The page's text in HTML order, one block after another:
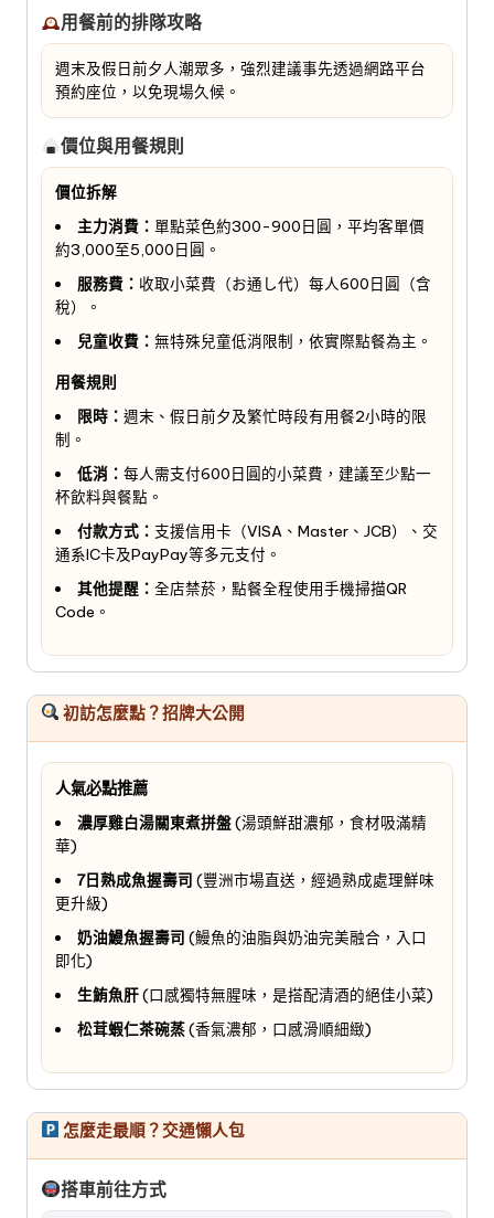
用餐前的排隊攻略
週末及假日前夕人潮眾多，強烈建議事先透過網路平台
預約座位，以免現場久候。
價位與用餐規則
價位拆解
主力消費： 單點菜色約300-900日圓，平均客單價
約3,000至5,000日圓。
服務費： 收取小菜費（お通し代）每人600日圓（含
稅）。
兒童收費： 無特殊兒童低消限制，依實際點餐為主。
用餐規則
限時： 週末、假日前夕及繁忙時段有用餐2小時的限
制。
低消： 每人需支付600日圓的小菜費，建議至少點一
杯飲料與餐點。
付款方式： 支援信用卡（VISA、Master、JCB）、交
通系IC卡及PayPay等多元支付。
其他提醒： 全店禁菸，點餐全程使用手機掃描QR
Code。
初訪怎麼點？招牌大公開
人氣必點推薦
濃厚雞白湯關東煮拼盤(湯頭鮮甜濃郁，食材吸滿精
華)
7日熟成魚握壽司 (豐洲市場直送，經過熟成處理鮮味
更升級)
奶油鰻魚握壽司 (鰻魚的油脂與奶油完美融合，入口
即化)
生鮪魚肝(口感獨特無腥味，是搭配清酒的絕佳小菜)
松茸蝦仁茶碗蒸(香氣濃郁，口感滑順細緻)
怎麼走最順？交通懶人包
搭車前往方式